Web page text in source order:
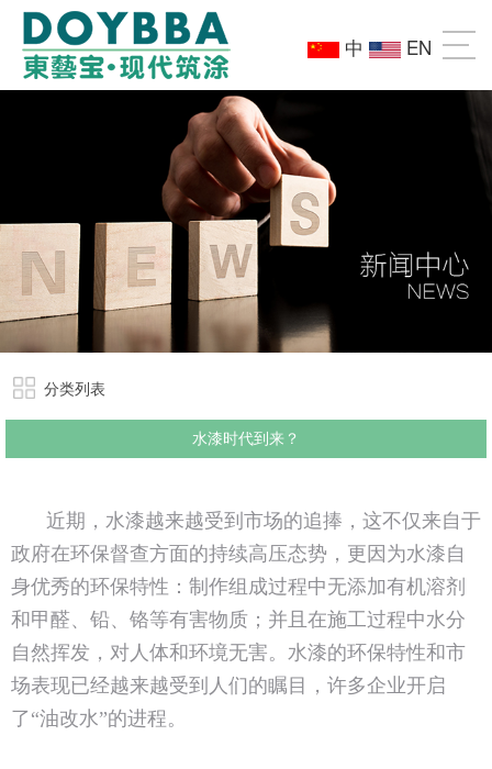
中 EN
分类列表
水漆时代到来？
近期，水漆越来越受到市场的追捧，这不仅来自于
政府在环保督查方面的持续高压态势，更因为水漆自
身优秀的环保特性：制作组成过程中无添加有机溶剂
和甲醛、铅、铬等有害物质；并且在施工过程中水分
自然挥发，对人体和环境无害。水漆的环保特性和市
场表现已经越来越受到人们的瞩目，许多企业开启
了“油改水”的进程。